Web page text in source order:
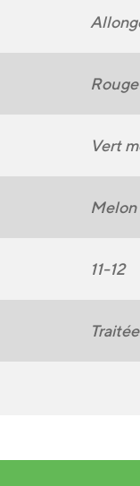
Rouge
Vert
Melon
11-12
Traitée